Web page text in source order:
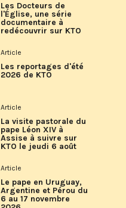
Les Docteurs de
l'Église, une série
documentaire à
redécouvrir sur KTO
Article
Les reportages d'été
2026 de KTO
Article
La visite pastorale du
pape Léon XIV à
Assise à suivre sur
KTO le jeudi 6 août
Article
Le pape en Uruguay,
Argentine et Pérou du
6 au 17 novembre